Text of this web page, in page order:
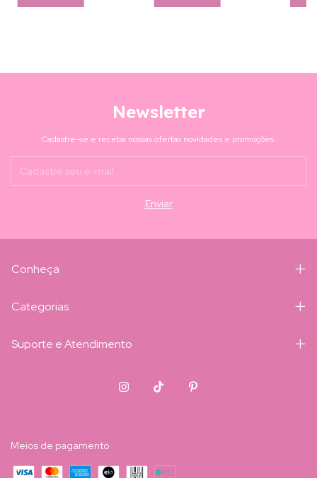
Newsletter
Cadastre-se e receba nossas ofertas novidades e promoções.
Conheça
Categorias
Suporte e Atendimento
Meios de pagamento